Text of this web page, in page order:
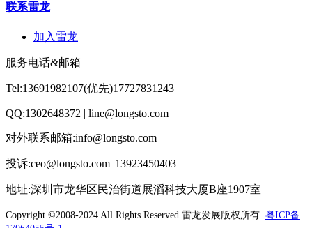
联系雷龙
加入雷龙
服务电话&邮箱
Tel:13691982107(优先)17727831243
QQ:1302648372 | line@longsto.com
对外联系邮箱:info@longsto.com
投诉:ceo@longsto.com |13923450403
地址:深圳市龙华区民治街道展滔科技大厦B座1907室
Copyright ©2008-2024 All Rights Reserved 雷龙发展版权所有 粤ICP备